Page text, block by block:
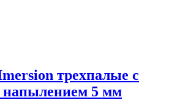
трехпалые с
5 мм